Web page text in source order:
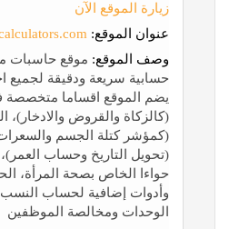
زيارة الموقع الآن
عنوان الموقع:
وصف الموقع: موقع حاسبات
حسابية سريعة ودقيقة لجميع
يضم الموقع اقساما متخصصة
(كالزكاة والقروض والادخار)،
(كمؤشر كتلة الجسم
(تحويل التاريخ وحساب
حواءا الخاص بصحة المرأة،
وأدوات إضافية لحساب النسب
الوحدات ومخالصة الموظفين